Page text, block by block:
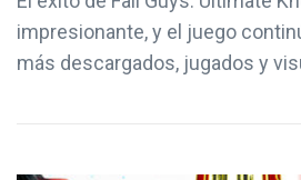
impresionante, y el juego
más descargados, jugados y